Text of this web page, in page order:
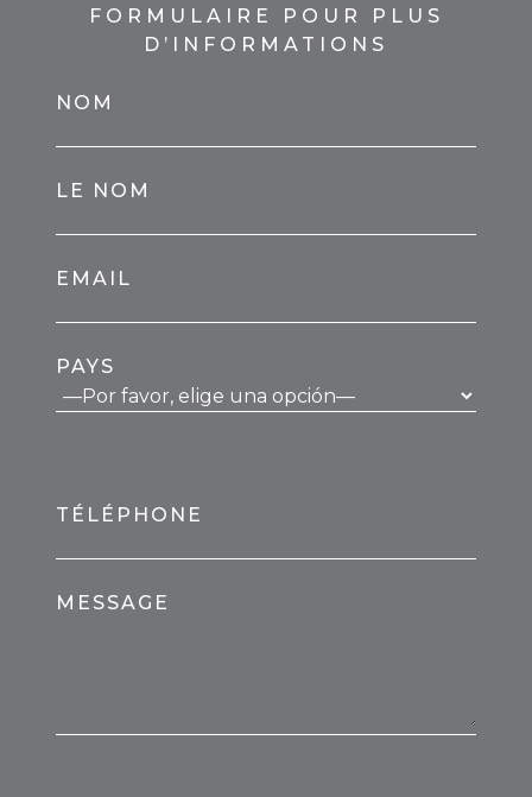
FORMULAIRE POUR PLUS
D’INFORMATIONS
NOM
LE NOM
EMAIL
PAYS
TÉLÉPHONE
MESSAGE